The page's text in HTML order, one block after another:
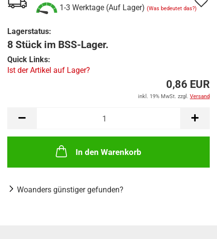
1-3 Werktage (Auf Lager) (Was bedeutet das?)
Lagerstatus:
8 Stück im BSS-Lager.
Quick Links:
Ist der Artikel auf Lager?
0,86 EUR
inkl. 19% MwSt. zzgl. Versand
In den Warenkorb
Woanders günstiger gefunden?